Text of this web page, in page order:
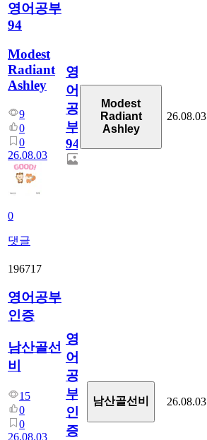
영어공부
94
Modest
Radiant
Ashley
9
0
0
26.08.03
0
댓글
영
어
공
부
94
Modest
Radiant
Ashley
26.08.03
196717
영어공부
인증
남산골선
비
15
0
0
26.08.03
영
어
공
부
인
증
남산골선비 26.08.03